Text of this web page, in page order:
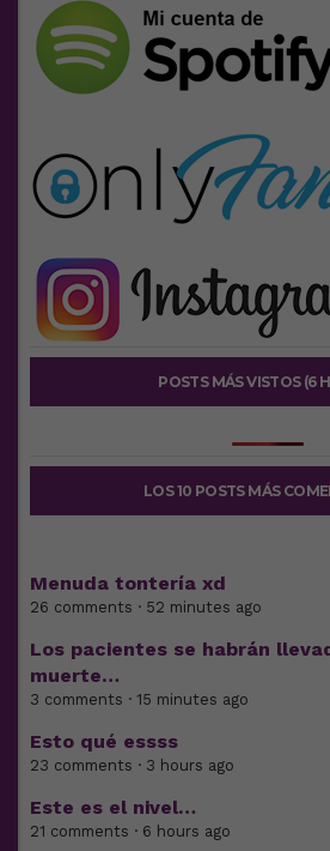
POSTS MÁS VISTOS (6
LOS 10 POSTS MÁS
Menuda tontería xd
26 comments · 52 minutes ago
Los pacientes se habrán
muerte…
3 comments · 15 minutes ago
Esto qué essss
23 comments · 3 hours ago
Este es el nivel…
21 comments · 6 hours ago